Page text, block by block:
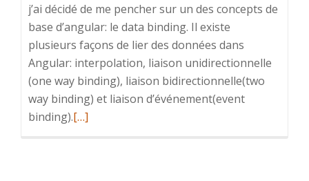
j’ai décidé de me pencher sur un des concepts de
base d’angular: le data binding. Il existe
plusieurs façons de lier des données dans
Angular: interpolation, liaison unidirectionnelle
(one way binding), liaison bidirectionnelle(two
way binding) et liaison d’événement(event
binding).En
[…]